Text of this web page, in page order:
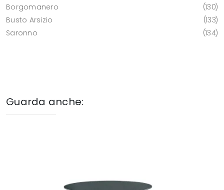
Borgomanero
130
Busto Arsizio
133
Saronno
134
Guarda anche: